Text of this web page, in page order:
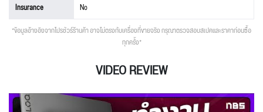
Insurance No
*ข้อมูลอ้างอิงจากโปรชัวร์ร้านค้า อาจไม่ตรงกับเครื่องที่ขายจริง กรุณาตรวจสอบสเปคและราคาก่อนซื้อ
ทุกครั้ง*
VIDEO REVIEW